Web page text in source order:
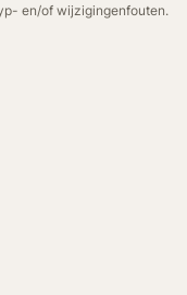
en/of wijzigingenfouten.